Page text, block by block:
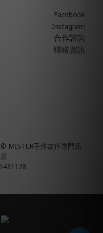
Facebook
Instagram
合作諮詢
聯絡資訊
MISTER手作皮件專門店